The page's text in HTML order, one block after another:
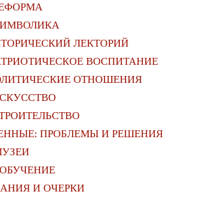
ЛЕКТОРИЙ
ВОСПИТАНИЕ
ОТНОШЕНИЯ
ПРОБЛЕМЫ И РЕШЕНИЯ
И ОЧЕРКИ